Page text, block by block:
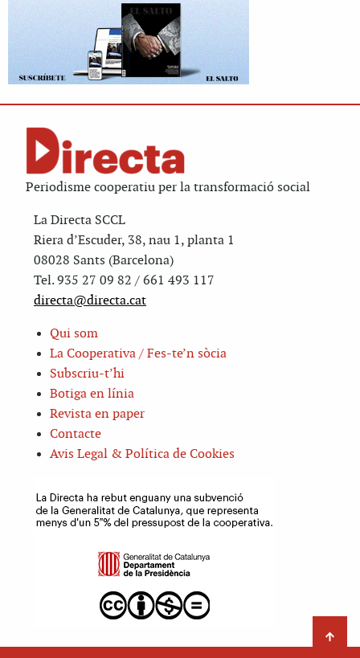
Periodisme cooperatiu per la transformació social
La Directa SCCL
Riera d’Escuder, 38, nau 1, planta 1
08028 Sants (Barcelona)
Tel. 935 27 09 82 / 661 493 117
directa@directa.cat
Qui som
La Cooperativa / Fes-te’n sòcia
Subscriu-t’hi
Botiga en línia
Revista en paper
Contacte
Avis Legal & Política de Cookies